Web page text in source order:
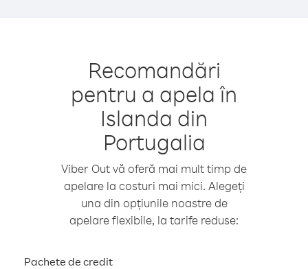
Recomandări
pentru a apela în
Islanda din
Portugalia
Viber Out vă oferă mai mult timp de
apelare la costuri mai mici. Alegeți
una din opțiunile noastre de
apelare flexibile, la tarife reduse:
Pachete de credit